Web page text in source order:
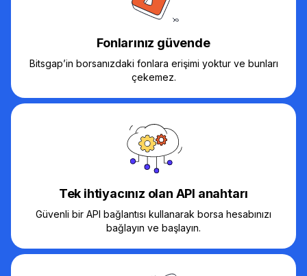
Fonlarınız güvende
Bitsgap’in borsanızdaki fonlara erişimi yoktur ve bunları
çekemez.
Tek ihtiyacınız olan API anahtarı
Güvenli bir API bağlantısı kullanarak borsa hesabınızı
bağlayın ve başlayın.